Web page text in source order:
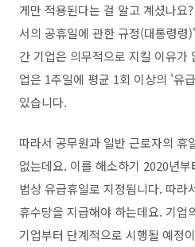
게만 적용된다는 걸 알고 계셨나요
서의 공휴일에 관한 규정(대통령
간 기업은 의무적으로 지킬 이유가
업은 1주일에 평균 1회 이상의 '유
있습니다.
따라서 공무원과 일반 근로자의 휴
없는데요. 이를 해소하기 2020년
법상 유급휴일로 지정됩니다. 따라
휴수당을 지급해야 하는데요. 기업
기업부터 단계적으로 시행될 예정